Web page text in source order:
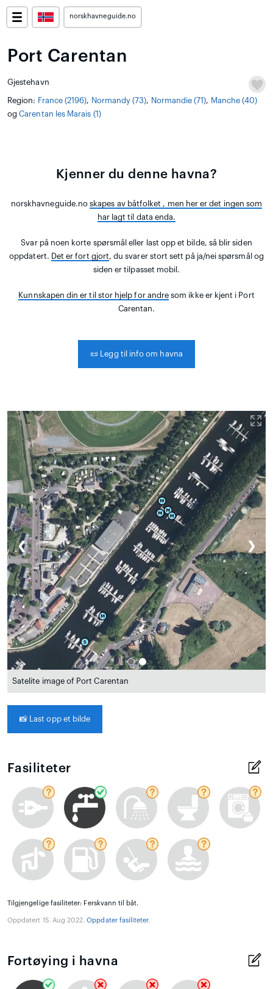
norskhavneguide.no
Port Carentan
Gjestehavn
Region: France (2196), Normandy (73), Normandie (71), Manche (40)
ogCarentan les Marais (1)
Kjenner du denne havna?
norskhavneguide.noskapes av båtfolket , men her er det ingen som
har lagt til data enda.
Svar på noen korte spørsmål eller last opp et bilde, så blir siden
oppdatert. Det er fort gjort, du svarer stort sett på ja/nei spørsmål og
siden er tilpasset mobil.
Kunnskapen din er til stor hjelp for andre som ikke er kjent i Port
Carentan.
📜 Legg til info om havna
❮ ❯
Satelite image of Port Carentan
📸 Last opp et bilde
Fasiliteter
Tilgjengelige fasiliteter: Ferskvann til båt.
Oppdatert 15. Aug 2022.Oppdater fasiliteter.
Fortøying i havna